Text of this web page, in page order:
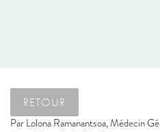
RETOUR
ParLolona Ramanantsoa, Médecin